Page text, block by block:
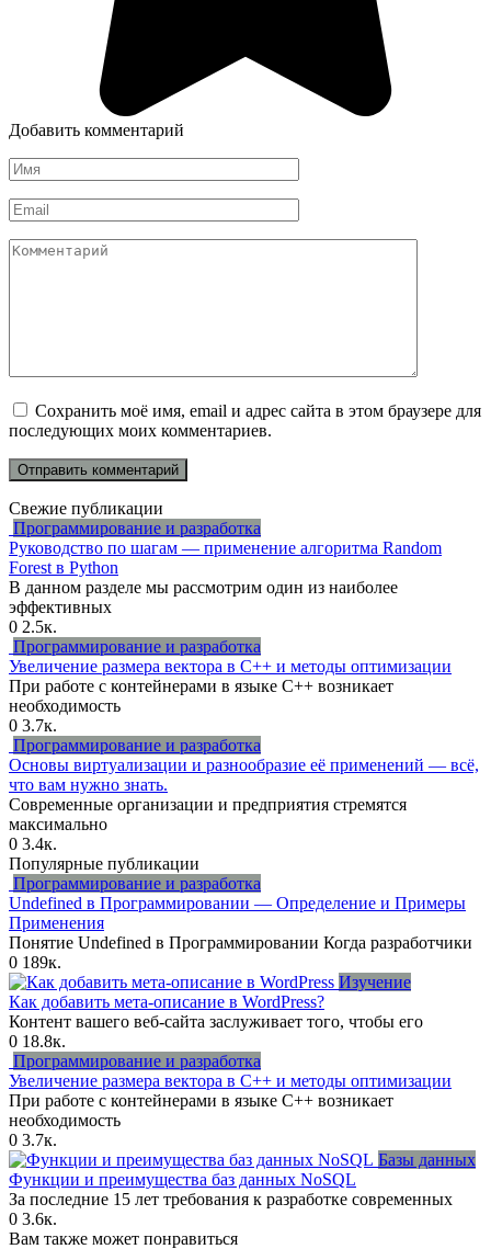
Добавить комментарий
Имя
*
Email
*
Комментарий
Сохранить моё имя, email и адрес сайта в этом браузере для
последующих моих комментариев.
Свежие публикации
Программирование и разработка
Руководство по шагам — применение алгоритма Random
Forest в Python
В данном разделе мы рассмотрим один из наиболее
эффективных
0 2.5к.
Программирование и разработка
Увеличение размера вектора в C++ и методы оптимизации
При работе с контейнерами в языке C++ возникает
необходимость
0 3.7к.
Программирование и разработка
Основы виртуализации и разнообразие её применений — всё,
что вам нужно знать.
Современные организации и предприятия стремятся
максимально
0 3.4к.
Популярные публикации
Программирование и разработка
Undefined в Программировании — Определение и Примеры
Применения
Понятие Undefined в Программировании Когда разработчики
0 189к.
Изучение
Как добавить мета-описание в WordPress?
Контент вашего веб-сайта заслуживает того, чтобы его
0 18.8к.
Программирование и разработка
Увеличение размера вектора в C++ и методы оптимизации
При работе с контейнерами в языке C++ возникает
необходимость
0 3.7к.
Базы данных
Функции и преимущества баз данных NoSQL
За последние 15 лет требования к разработке современных
0 3.6к.
Вам также может понравиться